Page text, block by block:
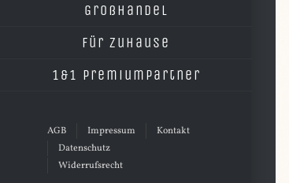
Großhandel
Für Zuhause
1&1 Premiumpartner
AGB Impressum
Kontakt
Datenschutz
Widerrufsrecht